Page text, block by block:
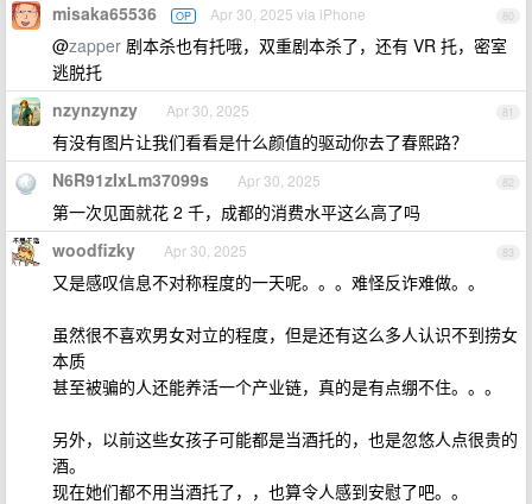
80
misaka65536 OP Apr 30, 2025 via iPhone
@zapper 剧本杀也有托哦，双重剧本杀了，还有 VR 托，密室
逃脱托
81
nzynzynzy Apr 30, 2025
有没有图片让我们看看是什么颜值的驱动你去了春熙路？
82
N6R91zIxLm37099s Apr 30, 2025
第一次见面就花 2 千，成都的消费水平这么高了吗
83
woodfizky Apr 30, 2025
又是感叹信息不对称程度的一天呢。。。难怪反诈难做。。
虽然很不喜欢男女对立的程度，但是还有这么多人认识不到捞女
本质
甚至被骗的人还能养活一个产业链，真的是有点绷不住。。。
另外，以前这些女孩子可能都是当酒托的，也是忽悠人点很贵的
酒。
现在她们都不用当酒托了，，也算令人感到安慰了吧。。